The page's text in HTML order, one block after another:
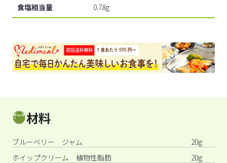
食塩相当量
0.78g
材料
ブルーベリー ジャム
20g
ホイップクリーム 植物性脂肪
20g